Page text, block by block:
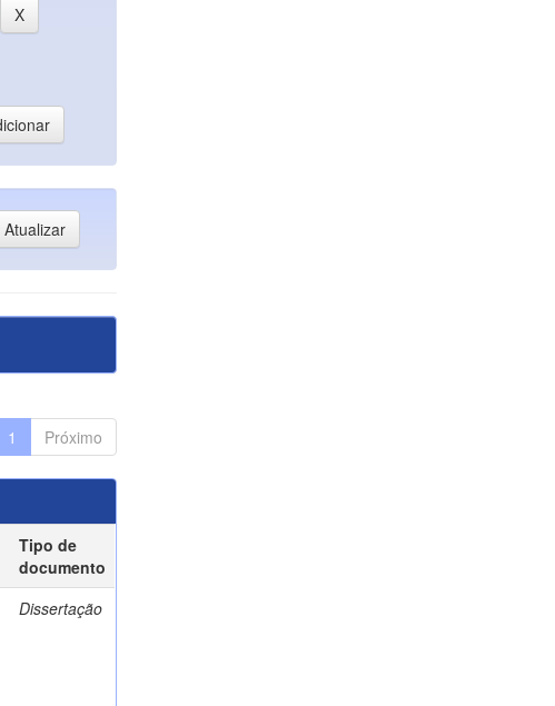
1 Próximo
Tipo de
documento
Dissertação